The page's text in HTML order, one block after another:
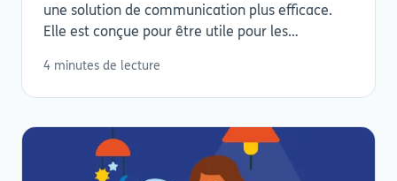
une solution de communication plus efficace.
Elle est conçue pour être utile pour les
4 minutes de lecture